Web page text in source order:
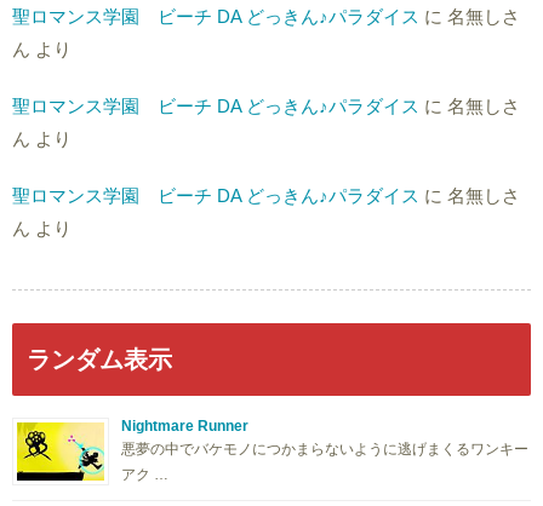
聖ロマンス学園 ビーチ DA どっきん♪パラダイス に 名無しさ
ん より
聖ロマンス学園 ビーチ DA どっきん♪パラダイス に 名無しさ
ん より
聖ロマンス学園 ビーチ DA どっきん♪パラダイス に 名無しさ
ん より
ランダム表示
Nightmare Runner
悪夢の中でバケモノにつかまらないように逃げまくるワンキー
アク …